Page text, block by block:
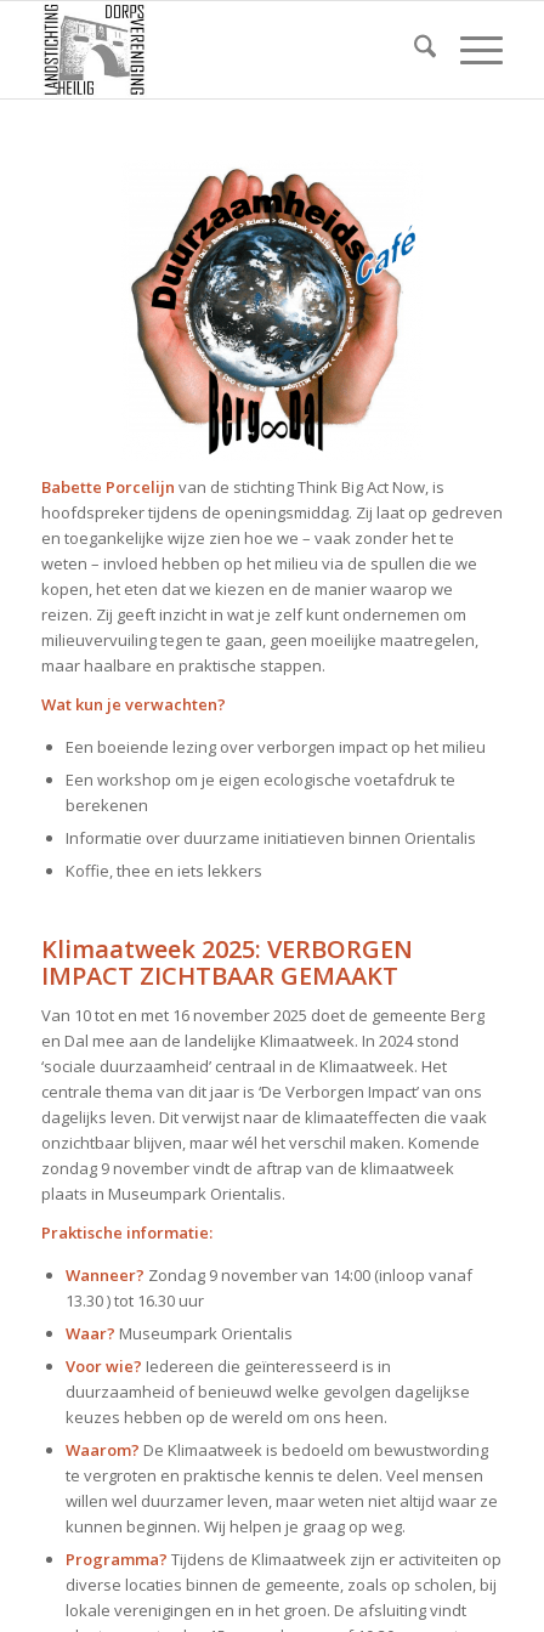
Babette Porcelijn van de stichting Think Big Act Now, is
hoofdspreker tijdens de openingsmiddag. Zij laat op gedreven
en toegankelijke wijze zien hoe we – vaak zonder het te
weten – invloed hebben op het milieu via de spullen die we
kopen, het eten dat we kiezen en de manier waarop we
reizen. Zij geeft inzicht in wat je zelf kunt ondernemen om
milieuvervuiling tegen te gaan, geen moeilijke maatregelen,
maar haalbare en praktische stappen.
Wat kun je verwachten?
Een boeiende lezing over verborgen impact op het milieu
Een workshop om je eigen ecologische voetafdruk te
berekenen
Informatie over duurzame initiatieven binnen Orientalis
Koffie, thee en iets lekkers
Klimaatweek 2025: VERBORGEN
IMPACT ZICHTBAAR GEMAAKT
Van 10 tot en met 16 november 2025 doet de gemeente Berg
en Dal mee aan de landelijke Klimaatweek. In 2024 stond
‘sociale duurzaamheid’ centraal in de Klimaatweek. Het
centrale thema van dit jaar is ‘De Verborgen Impact’ van ons
dagelijks leven. Dit verwijst naar de klimaateffecten die vaak
onzichtbaar blijven, maar wél het verschil maken. Komende
zondag 9 november vindt de aftrap van de klimaatweek
plaats in Museumpark Orientalis.
Praktische informatie:
Wanneer? Zondag 9 november van 14:00 (inloop vanaf
13.30 ) tot 16.30 uur
Waar? Museumpark Orientalis
Voor wie? Iedereen die geïnteresseerd is in
duurzaamheid of benieuwd welke gevolgen dagelijkse
keuzes hebben op de wereld om ons heen.
Waarom? De Klimaatweek is bedoeld om bewustwording
te vergroten en praktische kennis te delen. Veel mensen
willen wel duurzamer leven, maar weten niet altijd waar ze
kunnen beginnen. Wij helpen je graag op weg.
Programma? Tijdens de Klimaatweek zijn er activiteiten op
diverse locaties binnen de gemeente, zoals op scholen, bij
lokale verenigingen en in het groen. De afsluiting vindt